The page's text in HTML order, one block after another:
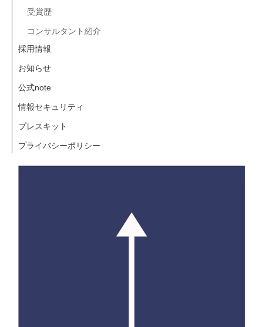
受賞歴
コンサルタント紹介
採用情報
お知らせ
公式note
情報セキュリティ
プレスキット
プライバシーポリシー